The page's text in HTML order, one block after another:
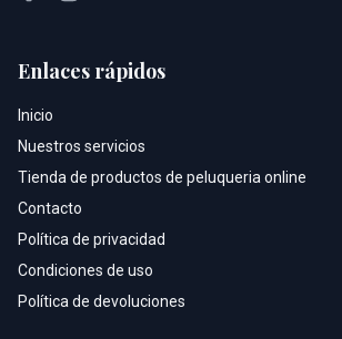
Enlaces rápidos
Inicio
Nuestros servicios
Tienda de productos de peluqueria online
Contacto
Política de privacidad
Condiciones de uso
Política de devoluciones